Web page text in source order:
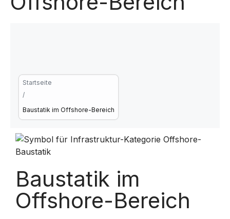
Startseite
/
Baustatik im Offshore-Bereich
Baustatik im
Offshore-Bereich